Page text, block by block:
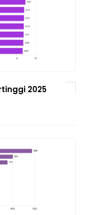
2025